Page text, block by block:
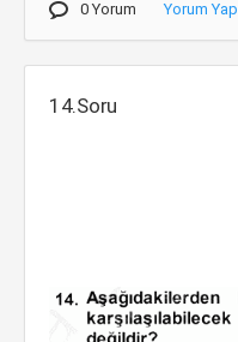
0 Yorum Yorum Yap
14.Soru